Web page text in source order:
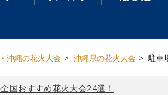
沖縄の花火大会 沖縄県の花火大会 駐車
国おすすめ花火大会24選！